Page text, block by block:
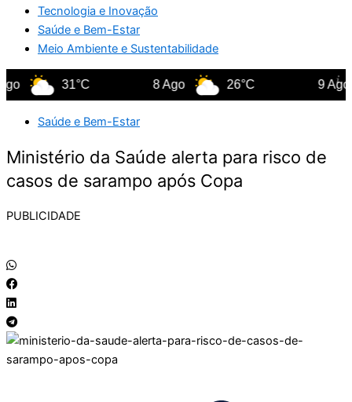
Tecnologia e Inovação
Saúde e Bem-Estar
Meio Ambiente e Sustentabilidade
31°C 26°C
Saúde e Bem-Estar
Ministério da Saúde alerta para risco de
casos de sarampo após Copa
PUBLICIDADE